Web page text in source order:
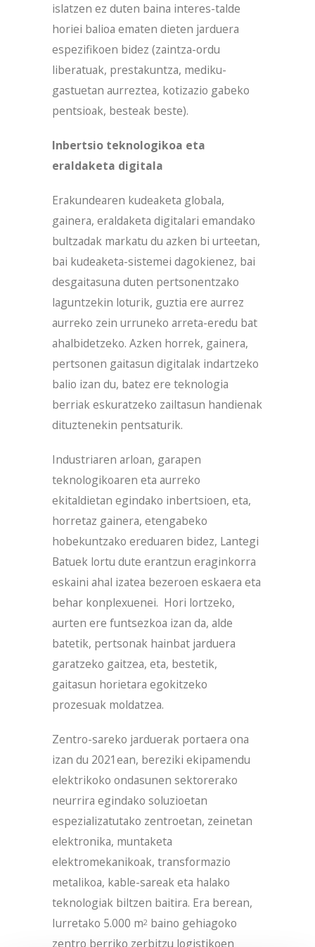
islatzen ez duten baina interes-talde
horiei balioa ematen dieten jarduera
espezifikoen bidez (zaintza-ordu
liberatuak, prestakuntza, mediku-
gastuetan aurreztea, kotizazio gabeko
pentsioak, besteak beste).
Inbertsio teknologikoa eta
eraldaketa digitala
Erakundearen kudeaketa globala,
gainera, eraldaketa digitalari emandako
bultzadak markatu du azken bi urteetan,
bai kudeaketa-sistemei dagokienez, bai
desgaitasuna duten pertsonentzako
laguntzekin loturik, guztia ere aurrez
aurreko zein urruneko arreta-eredu bat
ahalbidetzeko. Azken horrek, gainera,
pertsonen gaitasun digitalak indartzeko
balio izan du, batez ere teknologia
berriak eskuratzeko zailtasun handienak
dituztenekin pentsaturik.
Industriaren arloan, garapen
teknologikoaren eta aurreko
ekitaldietan egindako inbertsioen, eta,
horretaz gainera, etengabeko
hobekuntzako ereduaren bidez, Lantegi
Batuek lortu dute erantzun eraginkorra
eskaini ahal izatea bezeroen eskaera eta
behar konplexuenei. Hori lortzeko,
aurten ere funtsezkoa izan da, alde
batetik, pertsonak hainbat jarduera
garatzeko gaitzea, eta, bestetik,
gaitasun horietara egokitzeko
prozesuak moldatzea.
Zentro-sareko jarduerak portaera ona
izan du 2021ean, bereziki ekipamendu
elektrikoko ondasunen sektorerako
neurrira egindako soluzioetan
espezializatutako zentroetan, zeinetan
elektronika, muntaketa
elektromekanikoak, transformazio
metalikoa, kable-sareak eta halako
teknologiak biltzen baitira. Era berean,
Iurretako 5.000 m2 baino gehiagoko
zentro berriko zerbitzu logistikoen